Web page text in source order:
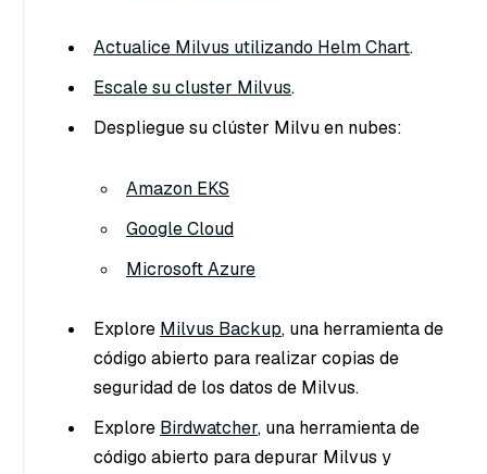
Actualice Milvus utilizando Helm Chart.
Escale su cluster Milvus.
Despliegue su clúster Milvu en nubes:
Amazon EKS
Google Cloud
Microsoft Azure
Explore Milvus Backup, una herramienta de
código abierto para realizar copias de
seguridad de los datos de Milvus.
Explore Birdwatcher, una herramienta de
código abierto para depurar Milvus y